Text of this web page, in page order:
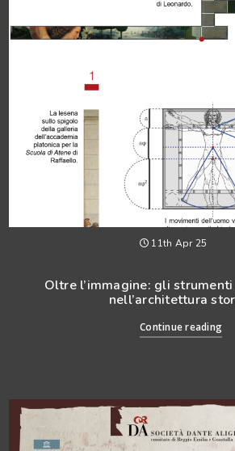
11th Apr 25
Oltre l’immagine: gli
nell’architettura
Continue reading